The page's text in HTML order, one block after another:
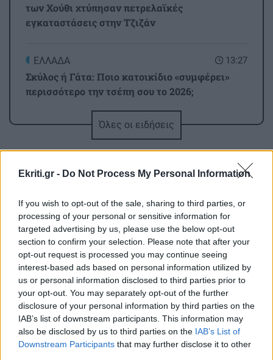
Ekriti.gr - Do Not Process My Personal Information
If you wish to opt-out of the sale, sharing to third parties, or
processing of your personal or sensitive information for
targeted advertising by us, please use the below opt-out
section to confirm your selection. Please note that after your
opt-out request is processed you may continue seeing
interest-based ads based on personal information utilized by
us or personal information disclosed to third parties prior to
your opt-out. You may separately opt-out of the further
disclosure of your personal information by third parties on the
IAB’s list of downstream participants. This information may
also be disclosed by us to third parties on the IAB’s List of
Downstream Participants that may further disclose it to other
των Χούθι χτύπησαν πετρελαϊκές
εγκαταστάσεις στην Τζιζάν
13:27
ΕΛΛΑΔΑ
Σκύλος ή Γάτα: Ποιο κατοικίδιο «συμφέρει»
περισσότερο την τσέπη σου το 2026;
ανέμων έως 110 χλμ./ώρα
13:14
ΚΡΗΤΗ
Τραγωδία στα Μάλια: Ανασύρθηκε νεκρός από
τη θάλασσα
13:00
GOSSIP - LIFESTYLE
Η Βαλέρια Χοψονίδου και ο Αντώνης
Βλωτιδέλλης βάφτισαν τον μοναχογιό τους
12:47
ΕΛΛΑΔΑ
Όλες οι ειδήσεις
ΠΕΡΙΣΣΟΤΕΡΑ
ΚΡΗΤΗ
Κρήτη: Συνελήφθη 32χρονος για πέντε
κλοπές από επιχειρήσεις – Βρέθηκαν